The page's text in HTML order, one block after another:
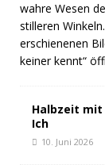
wahre Wesen
stilleren
erschienenen
keiner kennt“
Halbzeit mit
Ich
10. Juni 2026